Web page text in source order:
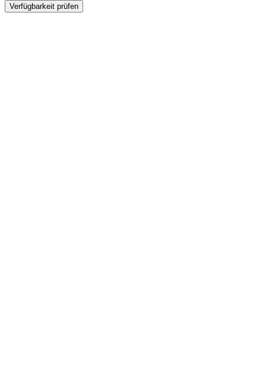
Verfügbarkeit prüfen